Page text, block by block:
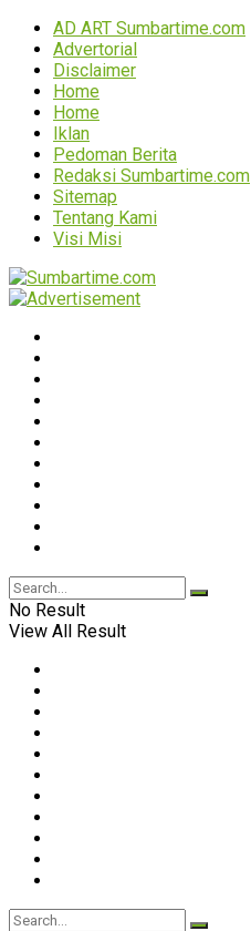
AD ART Sumbartime.com
Advertorial
Disclaimer
Home
Home
Iklan
Pedoman Berita
Redaksi Sumbartime.com
Sitemap
Tentang Kami
Visi Misi
No Result
View All Result